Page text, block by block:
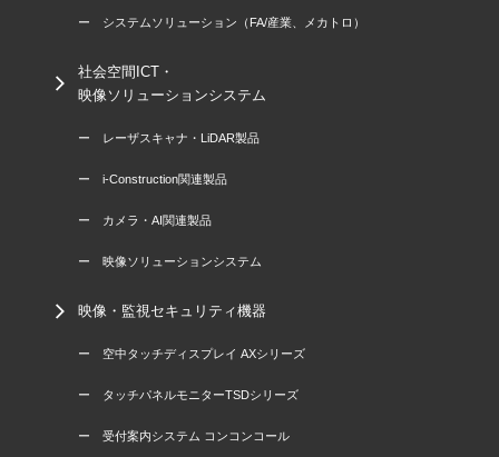
ー システムソリューション（FA/産業、メカトロ）
社会空間ICT・
映像ソリューションシステム
ー レーザスキャナ・LiDAR製品
ー i-Construction関連製品
ー カメラ・AI関連製品
ー 映像ソリューションシステム
映像・監視セキュリティ機器
ー 空中タッチディスプレイ AXシリーズ
ー タッチパネルモニターTSDシリーズ
ー 受付案内システム コンコンコール